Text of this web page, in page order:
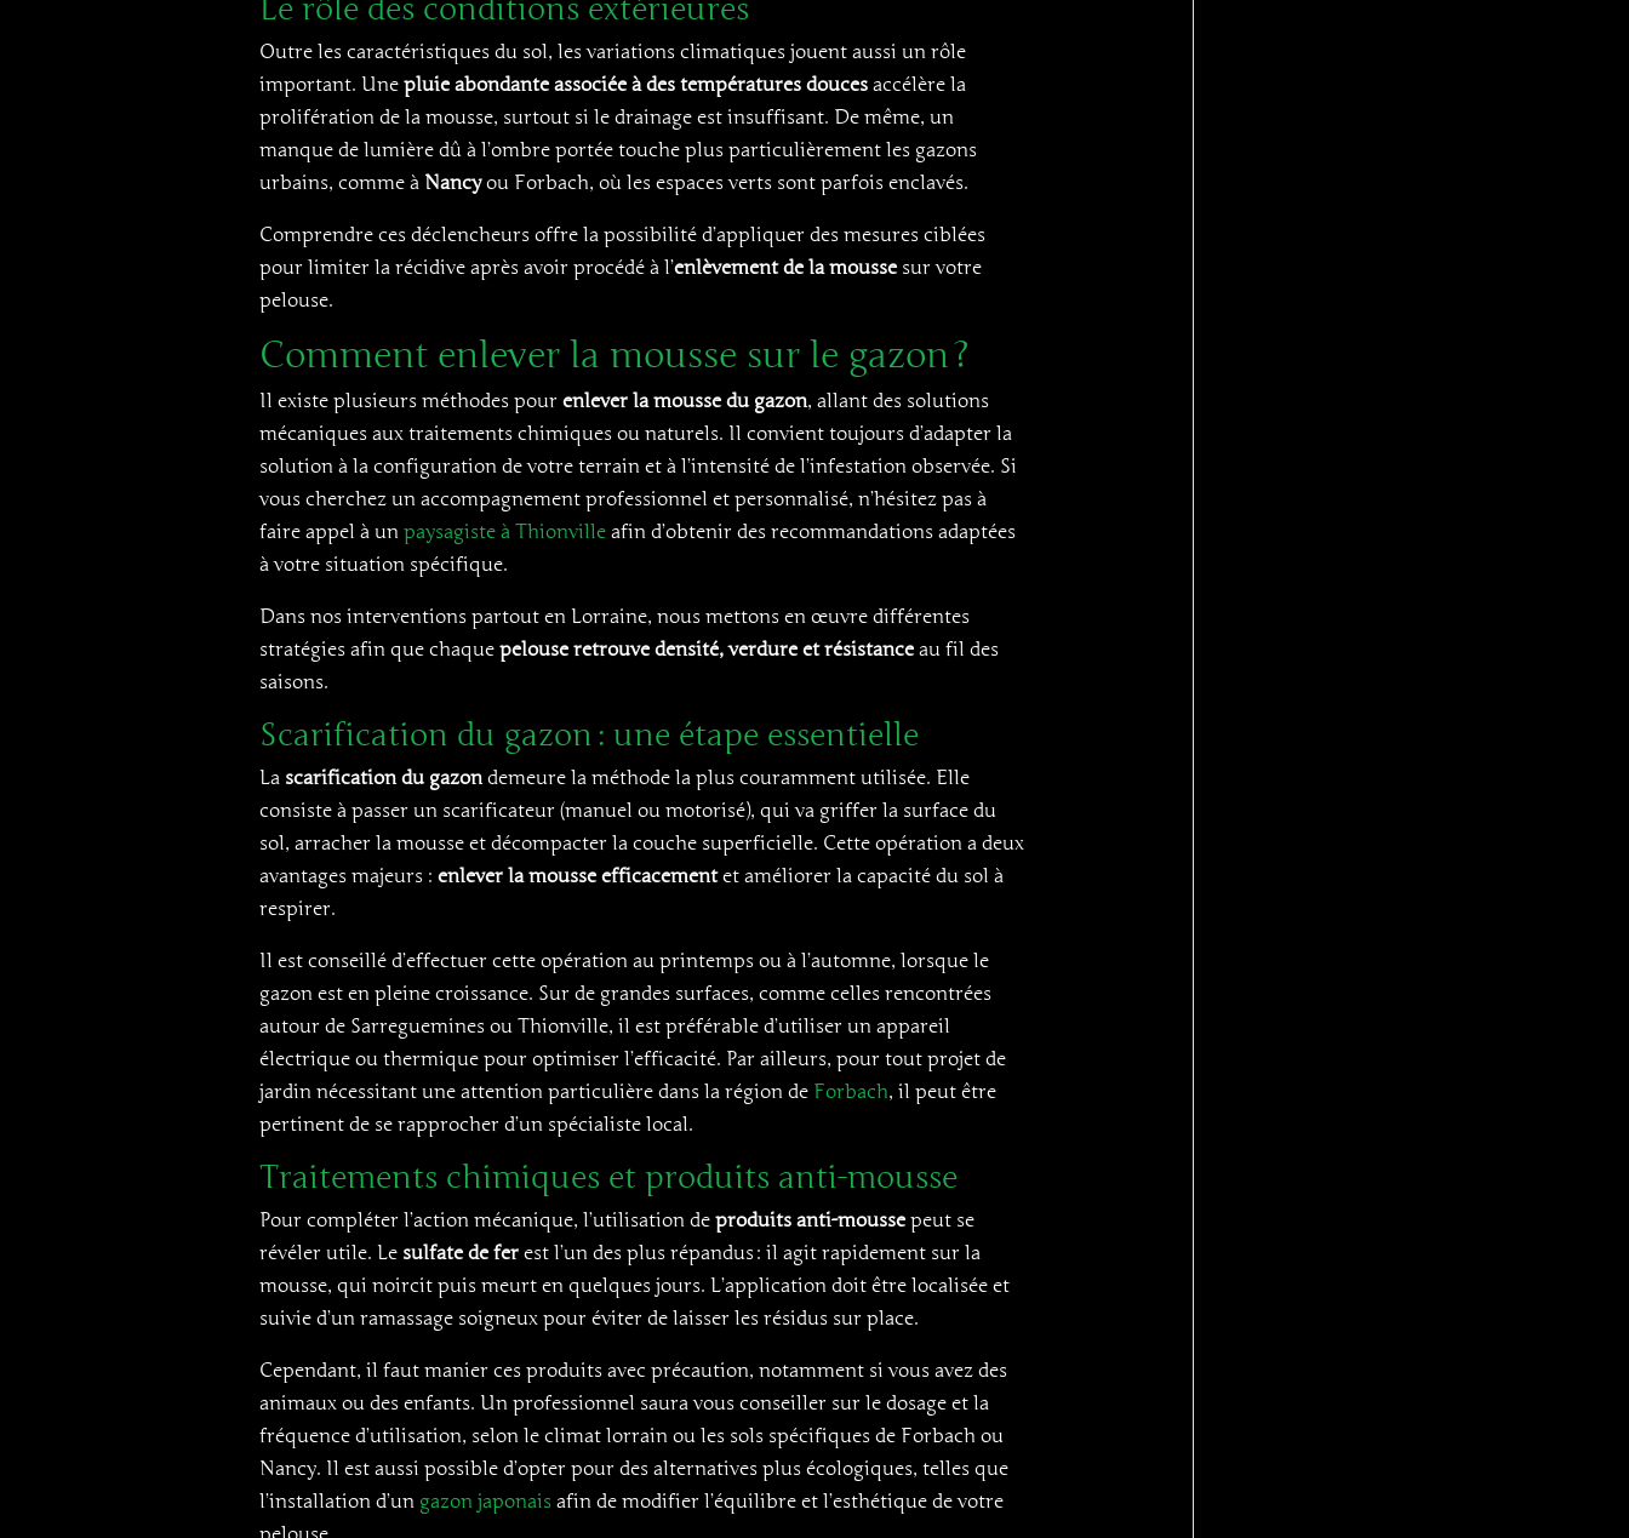
Le rôle des conditions extérieures
Outre les caractéristiques du sol, les variations climatiques jouent aussi un rôle
important. Une pluie abondante associée à des températures doucesaccélère la
prolifération de la mousse, surtout si le drainage est insuffisant. De même, un
manque de lumière dû à l’ombre portée touche plus particulièrement les gazons
urbains, comme à Nancyou Forbach, où les espaces verts sont parfois enclavés.
Comprendre ces déclencheurs offre la possibilité d’appliquer des mesures ciblées
pour limiter la récidive après avoir procédé à l’enlèvement de la moussesur votre
pelouse.
Comment enlever la mousse sur le gazon ?
Il existe plusieurs méthodes pour enlever la mousse du gazon, allant des solutions
mécaniques aux traitements chimiques ou naturels. Il convient toujours d’adapter la
solution à la configuration de votre terrain et à l’intensité de l’infestation observée. Si
vous cherchez un accompagnement professionnel et personnalisé, n’hésitez pas à
faire appel à un paysagiste à Thionvilleafin d’obtenir des recommandations adaptées
à votre situation spécifique.
Dans nos interventions partout en Lorraine, nous mettons en œuvre différentes
stratégies afin que chaque pelouse retrouve densité, verdure et résistanceau fil des
saisons.
Scarification du gazon : une étape essentielle
La scarification du gazondemeure la méthode la plus couramment utilisée. Elle
consiste à passer un scarificateur (manuel ou motorisé), qui va griffer la surface du
sol, arracher la mousse et décompacter la couche superficielle. Cette opération a deux
avantages majeurs : enlever la mousse efficacementet améliorer la capacité du sol à
respirer.
Il est conseillé d’effectuer cette opération au printemps ou à l’automne, lorsque le
gazon est en pleine croissance. Sur de grandes surfaces, comme celles rencontrées
autour de Sarreguemines ou Thionville, il est préférable d’utiliser un appareil
électrique ou thermique pour optimiser l’efficacité. Par ailleurs, pour tout projet de
jardin nécessitant une attention particulière dans la région de Forbach, il peut être
pertinent de se rapprocher d’un spécialiste local.
Traitements chimiques et produits anti-mousse
Pour compléter l’action mécanique, l’utilisation de produits anti-moussepeut se
révéler utile. Le sulfate de ferest l’un des plus répandus : il agit rapidement sur la
mousse, qui noircit puis meurt en quelques jours. L’application doit être localisée et
suivie d’un ramassage soigneux pour éviter de laisser les résidus sur place.
Cependant, il faut manier ces produits avec précaution, notamment si vous avez des
animaux ou des enfants. Un professionnel saura vous conseiller sur le dosage et la
fréquence d’utilisation, selon le climat lorrain ou les sols spécifiques de Forbach ou
Nancy. Il est aussi possible d’opter pour des alternatives plus écologiques, telles que
l’installation d’un gazon japonais afin de modifier l’équilibre et l’esthétique de votre